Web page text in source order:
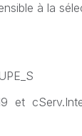
à la
et